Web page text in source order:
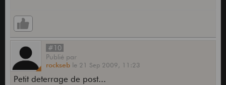
#10
Publié par
rockseb le 21 Sep 2009, 11:23
Petit deterrage de post...